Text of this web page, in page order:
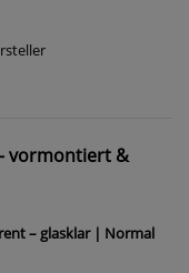
vormontiert &
– glasklar | Normal